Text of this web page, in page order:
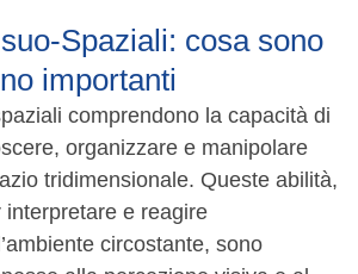
Spaziali: cosa sono
importanti
comprendono la capacità di
organizzare e manipolare
tridimensionale. Queste abilità,
e reagire
circostante, sono